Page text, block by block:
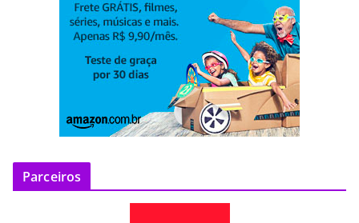
Parceiros